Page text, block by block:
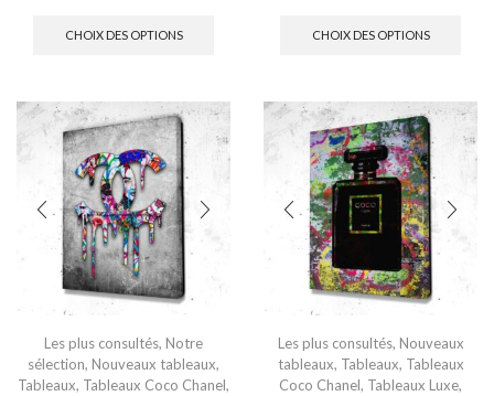
CHOIX DES OPTIONS CHOIX DES OPTIONS
Les plus consultés, Notre
sélection, Nouveaux tableaux,
Tableaux, Tableaux Coco Chanel,
Les plus consultés, Nouveaux
tableaux, Tableaux, Tableaux
Coco Chanel, Tableaux Luxe,